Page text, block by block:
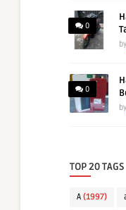
0
by
0
by
TOP 20 TAGS
A (1997)